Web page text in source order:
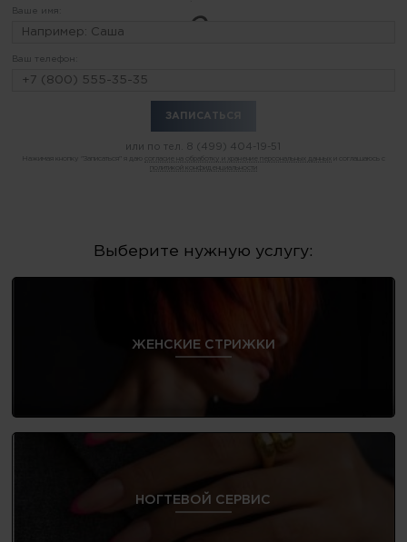
Ваше имя:
Ваш телефон:
или по тел. 8 (499) 404-19-51
Нажимая кнопку "Записаться" я даю согласие на обработку и хранение персональных данных
политикой конфиденциальности
Выберите нужную услугу:
ЖЕНСКИЕ СТРИЖКИ
НОГТЕВОЙ СЕРВИС